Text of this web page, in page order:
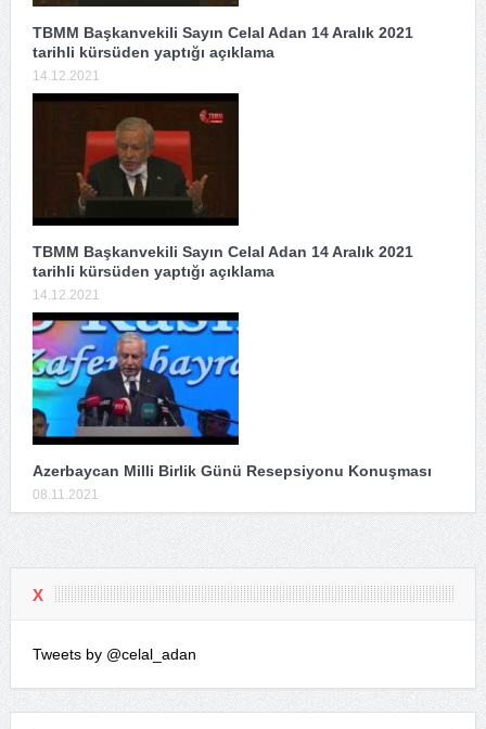
TBMM Başkanvekili Sayın Celal Adan 14 Aralık 2021
tarihli kürsüden yaptığı açıklama
14.12.2021
TBMM Başkanvekili Sayın Celal Adan 14 Aralık 2021
tarihli kürsüden yaptığı açıklama
14.12.2021
Azerbaycan Milli Birlik Günü Resepsiyonu Konuşması
08.11.2021
X
Tweets by @celal_adan